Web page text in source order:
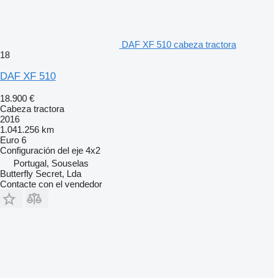
DAF XF 510 cabeza tractora
18
DAF XF 510
18.900 €
Cabeza tractora
2016
1.041.256 km
Euro 6
Configuración del eje 4x2
Portugal, Souselas
Butterfly Secret, Lda
Contacte con el vendedor